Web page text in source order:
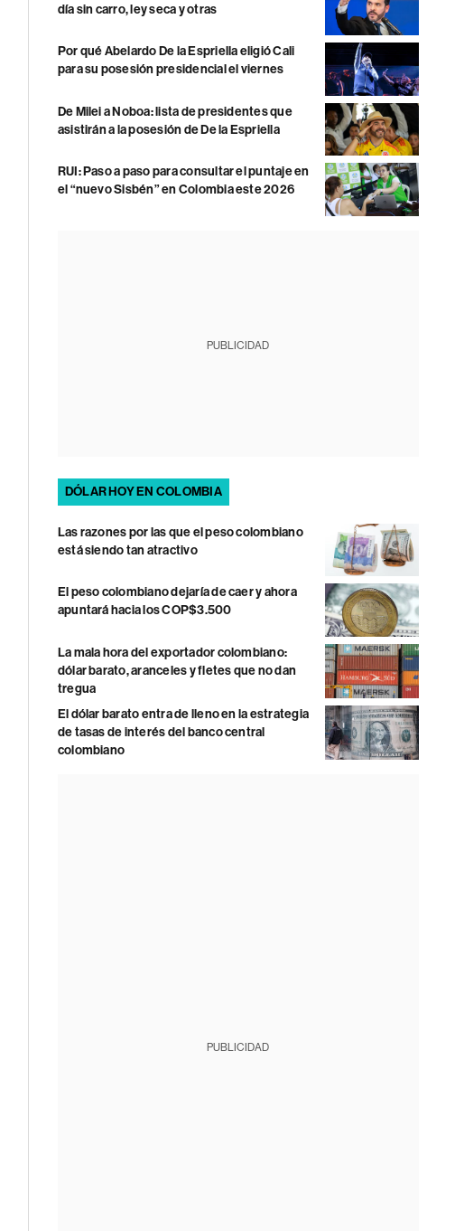
día sin carro, ley seca y otras
Por qué Abelardo De la Espriella eligió Cali
para su posesión presidencial el viernes
De Milei a Noboa: lista de presidentes que
asistirán a la posesión de De la Espriella
RUI: Paso a paso para consultar el puntaje en
el “nuevo Sisbén” en Colombia este 2026
PUBLICIDAD
DÓLAR HOY EN COLOMBIA
Las razones por las que el peso colombiano
está siendo tan atractivo
El peso colombiano dejaría de caer y ahora
apuntará hacia los COP$3.500
La mala hora del exportador colombiano:
dólar barato, aranceles y fletes que no dan
tregua
El dólar barato entra de lleno en la estrategia
de tasas de interés del banco central
colombiano
PUBLICIDAD